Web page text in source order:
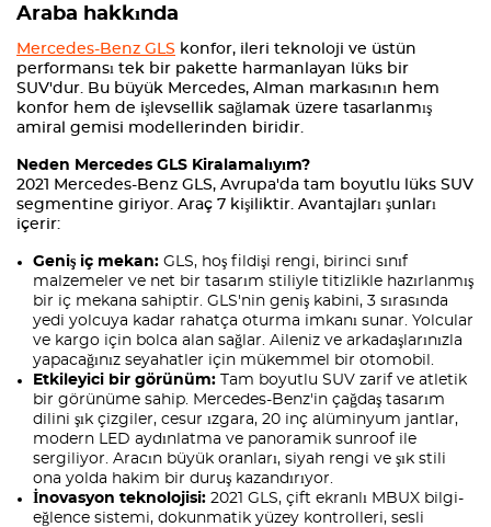
Araba hakkında
Mercedes-Benz GLS konfor, ileri teknoloji ve üstün
performansı tek bir pakette harmanlayan lüks bir
SUV'dur. Bu büyük Mercedes, Alman markasının hem
konfor hem de işlevsellik sağlamak üzere tasarlanmış
amiral gemisi modellerinden biridir.
Neden Mercedes GLS Kiralamalıyım?
2021 Mercedes-Benz GLS, Avrupa'da tam boyutlu lüks SUV
segmentine giriyor. Araç 7 kişiliktir. Avantajları şunları
içerir:
Geniş iç mekan: GLS, hoş fildişi rengi, birinci sınıf
malzemeler ve net bir tasarım stiliyle titizlikle hazırlanmış
bir iç mekana sahiptir. GLS'nin geniş kabini, 3 sırasında
yedi yolcuya kadar rahatça oturma imkanı sunar. Yolcular
ve kargo için bolca alan sağlar. Aileniz ve arkadaşlarınızla
yapacağınız seyahatler için mükemmel bir otomobil.
Etkileyici bir görünüm:
Tam boyutlu SUV zarif ve atletik
bir görünüme sahip. Mercedes-Benz'in çağdaş tasarım
dilini şık çizgiler, cesur ızgara, 20 inç alüminyum jantlar,
modern LED aydınlatma ve panoramik sunroof ile
sergiliyor. Aracın büyük oranları, siyah rengi ve şık stili
ona yolda hakim bir duruş kazandırıyor.
İnovasyon teknolojisi: 2021 GLS, çift ekranlı MBUX bilgi-
eğlence sistemi, dokunmatik yüzey kontrolleri, sesli